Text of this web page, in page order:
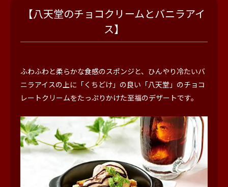
【八天堂のチョコクリームとバニラアイ
ス】
ふわふわと柔らかな食感のスポンジと、ひんやり冷たいバ
ニラアイスの上に「くちどけ」の良い「八天堂」のチョコ
レートクリームをたっぷりかけた至福のデザートです。